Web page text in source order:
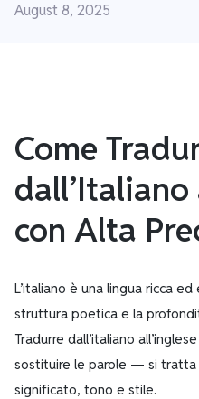
August 8, 2025
Come
dall’Italiano
con Alta
L’italiano è una lingua ricca
struttura poetica e la
Tradurre dall’italiano
sostituire le parole — si tratta
significato, tono e stile.